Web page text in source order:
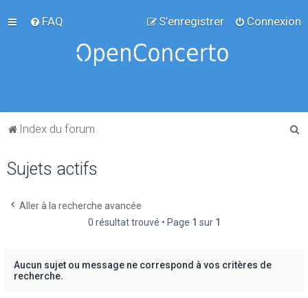
FAQ Connexion
S’enregistrer
Index du forum
Sujets actifs
Aller à la recherche avancée
0 résultat trouvé • Page 1 sur 1
Aucun sujet ou message ne correspond à vos critères de
recherche.